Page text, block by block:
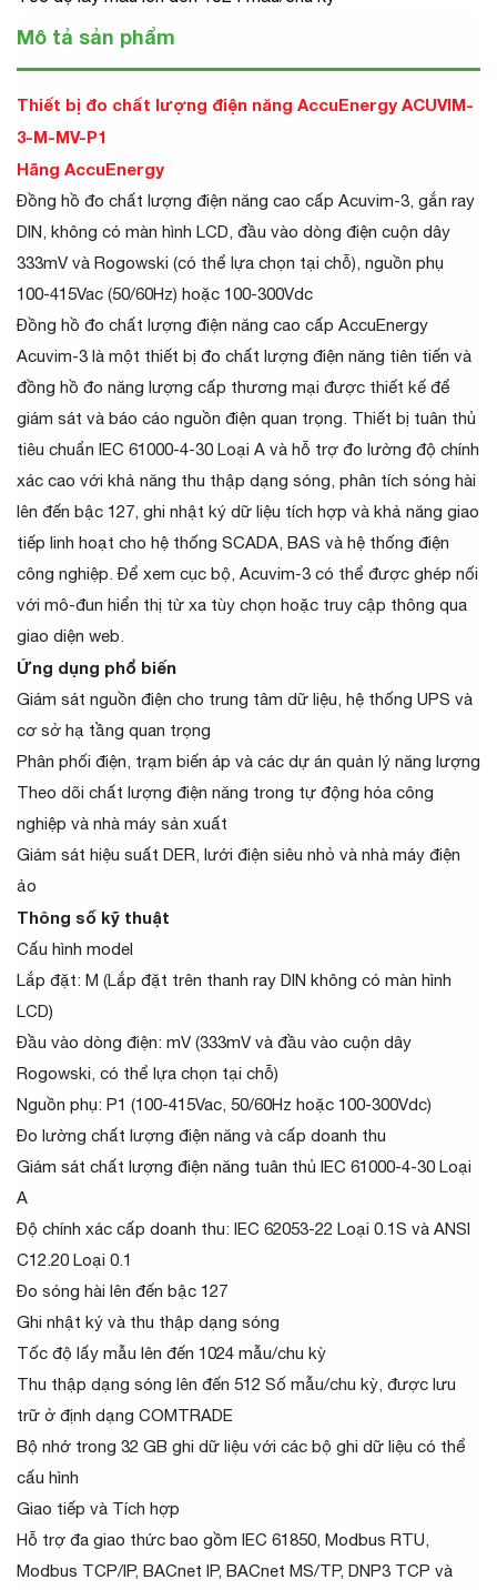
Mô tả sản phẩm
Thiết bị đo chất lượng điện năng AccuEnergy ACUVIM-
3-M-MV-P1
Hãng AccuEnergy
Đồng hồ đo chất lượng điện năng cao cấp Acuvim-3, gắn ray
DIN, không có màn hình LCD, đầu vào dòng điện cuộn dây
333mV và Rogowski (có thể lựa chọn tại chỗ), nguồn phụ
100-415Vac (50/60Hz) hoặc 100-300Vdc
Đồng hồ đo chất lượng điện năng cao cấp AccuEnergy
Acuvim-3 là một thiết bị đo chất lượng điện năng tiên tiến và
đồng hồ đo năng lượng cấp thương mại được thiết kế để
giám sát và báo cáo nguồn điện quan trọng. Thiết bị tuân thủ
tiêu chuẩn IEC 61000-4-30 Loại A và hỗ trợ đo lường độ chính
xác cao với khả năng thu thập dạng sóng, phân tích sóng hài
lên đến bậc 127, ghi nhật ký dữ liệu tích hợp và khả năng giao
tiếp linh hoạt cho hệ thống SCADA, BAS và hệ thống điện
công nghiệp. Để xem cục bộ, Acuvim-3 có thể được ghép nối
với mô-đun hiển thị từ xa tùy chọn hoặc truy cập thông qua
giao diện web.
Ứng dụng phổ biến
Giám sát nguồn điện cho trung tâm dữ liệu, hệ thống UPS và
cơ sở hạ tầng quan trọng
Phân phối điện, trạm biến áp và các dự án quản lý năng lượng
Theo dõi chất lượng điện năng trong tự động hóa công
nghiệp và nhà máy sản xuất
Giám sát hiệu suất DER, lưới điện siêu nhỏ và nhà máy điện
ảo
Thông số kỹ thuật
Cấu hình model
Lắp đặt: M (Lắp đặt trên thanh ray DIN không có màn hình
LCD)
Đầu vào dòng điện: mV (333mV và đầu vào cuộn dây
Rogowski, có thể lựa chọn tại chỗ)
Nguồn phụ: P1 (100-415Vac, 50/60Hz hoặc 100-300Vdc)
Đo lường chất lượng điện năng và cấp doanh thu
Giám sát chất lượng điện năng tuân thủ IEC 61000-4-30 Loại
A
Độ chính xác cấp doanh thu: IEC 62053-22 Loại 0.1S và ANSI
C12.20 Loại 0.1
Đo sóng hài lên đến bậc 127
Ghi nhật ký và thu thập dạng sóng
Tốc độ lấy mẫu lên đến 1024 mẫu/chu kỳ
Thu thập dạng sóng lên đến 512 Số mẫu/chu kỳ, được lưu
trữ ở định dạng COMTRADE
Bộ nhớ trong 32 GB ghi dữ liệu với các bộ ghi dữ liệu có thể
cấu hình
Giao tiếp và Tích hợp
Hỗ trợ đa giao thức bao gồm IEC 61850, Modbus RTU,
Modbus TCP/IP, BACnet IP, BACnet MS/TP, DNP3 TCP và